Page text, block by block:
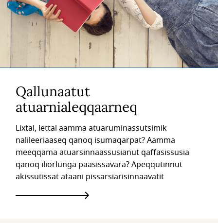
Qallunaatut
atuarnialeqqaarneq
Lixtal, lettal aamma atuaruminassutsimik
nalileeriaaseq qanoq isumaqarpat? Aamma
meeqqama atuarsinnaassusianut qaffasissusia
qanoq iliorlunga paasissavara? Apeqqutinnut
akissutissat ataani pissarsiarisinnaavatit